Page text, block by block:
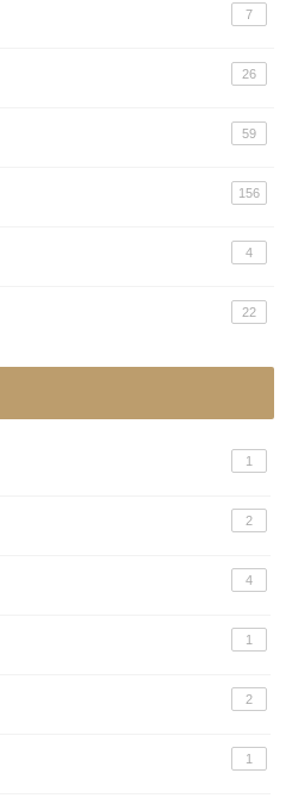
7
26
59
156
4
22
1
2
4
1
2
1